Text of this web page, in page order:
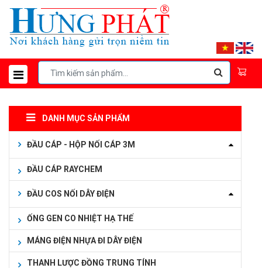
DANH MỤC SẢN PHẨM
ĐẦU CÁP - HỘP NỐI CÁP 3M
ĐẦU CÁP RAYCHEM
ĐẦU COS NỐI DÂY ĐIỆN
ỐNG GEN CO NHIỆT HẠ THẾ
MÁNG ĐIỆN NHỰA ĐI DÂY ĐIỆN
THANH LƯỢC ĐỒNG TRUNG TÍNH